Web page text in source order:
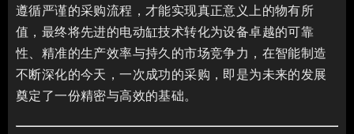
遵循严谨的采购流程，才能实现真正意义上的物有所
值，最终将先进的电动缸技术转化为设备卓越的可靠
性、精准的生产效率与持久的市场竞争力，在智能制造
不断深化的今天，一次成功的采购，即是为未来的发展
奠定了一份精密与高效的基础。